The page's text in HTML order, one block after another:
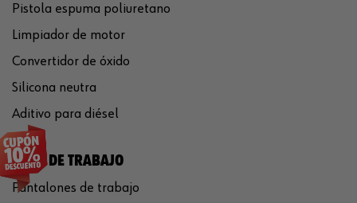
Pistola espuma poliuretano
Limpiador de motor
Convertidor de óxido
Silicona neutra
Aditivo para diésel
ROPA DE TRABAJO
Pantalones de trabajo